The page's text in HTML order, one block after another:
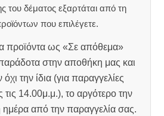
δέματος εξαρτάται από τη
που επιλέγετε.
προϊόντα ως «Σε απόθεμα»
στην αποθήκη μας και
την ίδια (για παραγγελίες
14.00μ.μ.), το αργότερο την
ημέρα από την παραγγελία σας.